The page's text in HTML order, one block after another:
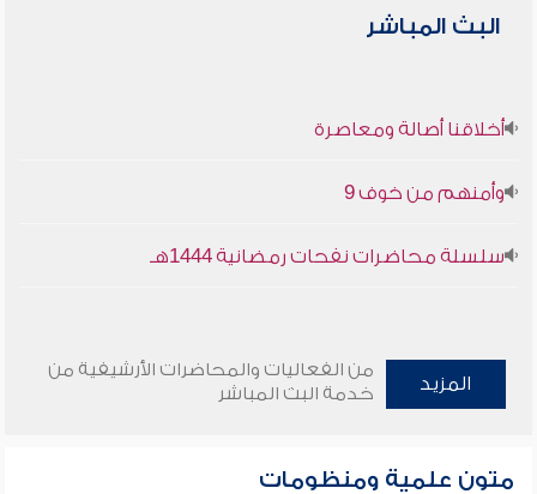
البث المباشر
أخلاقنا أصالة ومعاصرة
وأمنهم من خوف 9
سلسلة محاضرات نفحات رمضانية 1444هـ
المزيد
من الفعاليات والمحاضرات الأرشيفية من
خدمة البث المباشر
متون علمية ومنظومات